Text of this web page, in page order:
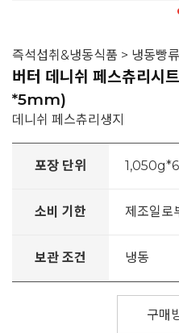
즉석섭취&냉동식품 > 냉동빵
버터 데니쉬 페스츄리
*5mm)
데니쉬 페스츄리생지
포장 단위
소비 기한 제조일로
보관 조건 냉동
구매